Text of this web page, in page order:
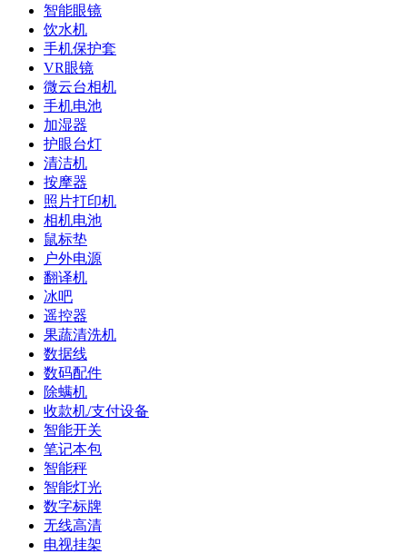
智能眼镜
饮水机
手机保护套
VR眼镜
微云台相机
手机电池
加湿器
护眼台灯
清洁机
按摩器
照片打印机
相机电池
鼠标垫
户外电源
翻译机
冰吧
遥控器
果蔬清洗机
数据线
数码配件
除螨机
收款机/支付设备
智能开关
笔记本包
智能秤
智能灯光
数字标牌
无线高清
电视挂架